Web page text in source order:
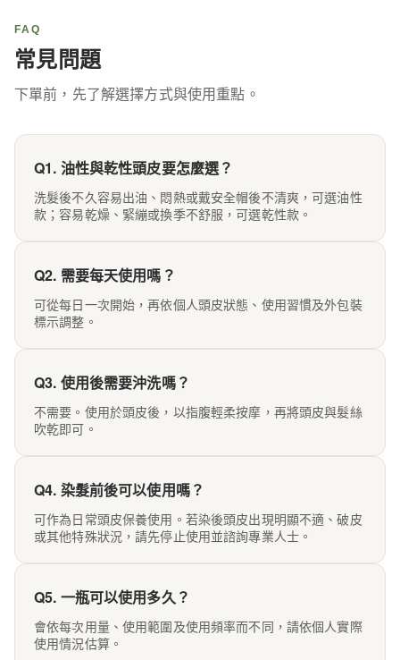
FAQ
常見問題
下單前，先了解選擇方式與使用重點。
Q1. 油性與乾性頭皮要怎麼選？
洗髮後不久容易出油、悶熱或戴安全帽後不清爽，可選油性
款；容易乾燥、緊繃或換季不舒服，可選乾性款。
Q2. 需要每天使用嗎？
可從每日一次開始，再依個人頭皮狀態、使用習慣及外包裝
標示調整。
Q3. 使用後需要沖洗嗎？
不需要。使用於頭皮後，以指腹輕柔按摩，再將頭皮與髮絲
吹乾即可。
Q4. 染髮前後可以使用嗎？
可作為日常頭皮保養使用。若染後頭皮出現明顯不適、破皮
或其他特殊狀況，請先停止使用並諮詢專業人士。
Q5. 一瓶可以使用多久？
會依每次用量、使用範圍及使用頻率而不同，請依個人實際
使用情況估算。